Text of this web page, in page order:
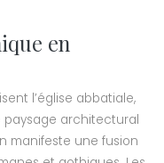
en
l’église abbatiale,
architectural
manifeste une fusion